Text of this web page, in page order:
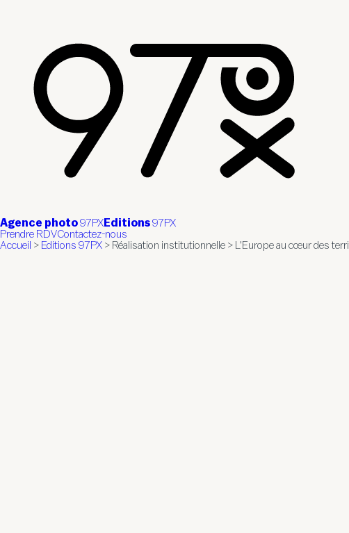
Agence photo97PX Editions97PX
Prendre RDVContactez-nous
Accueil > Editions 97PX > Réalisation institutionnelle > L'Europe au cœur des